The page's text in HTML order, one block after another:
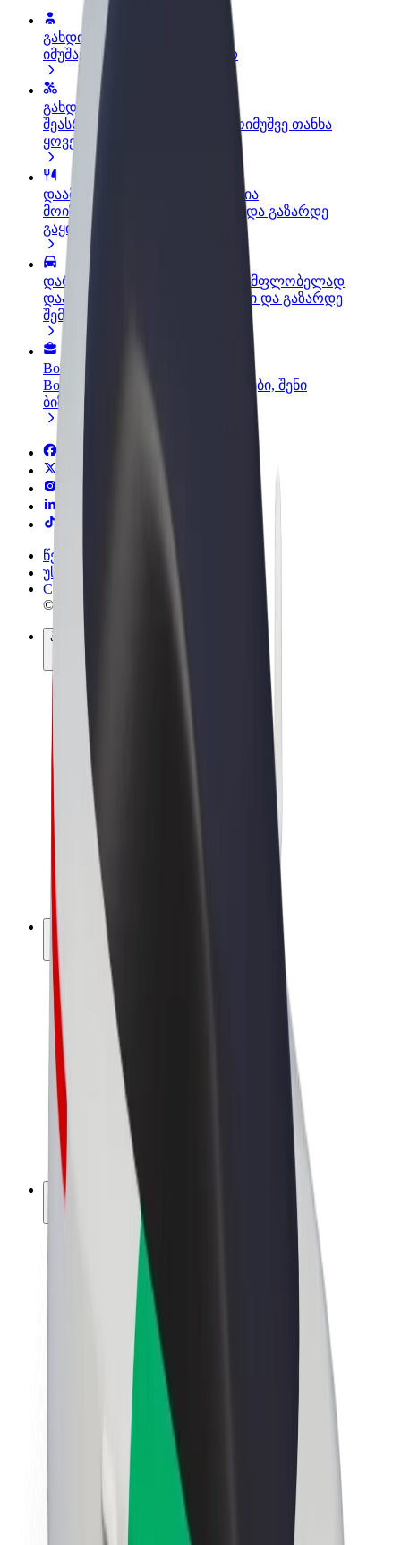
გახდი პარტნიორი მძღოლი
იმუშავე საკუთარი გრაფიკით
გახდი კურიერი
შეასრულე შეკვეთები და გამოიმუშვე თანხა
ყოველკვირეულად
დაამატე რესტორანი ან მაღაზია
მოიზიდე მეტი მომხმარებელი და გაზარდე
გაყიდვები
დარეგისტრირდი ავტოპარკის მფლობელად
დაამატე შენი ავტოპარკი Bolt-ში და გაზარდე
შემოსავალი
Bolt ბიზნესისთვის
Bolt-ის პროდუქტები და სერვისები, შენი
ბიზნესისთვის
წესები და პირობები
უსაფრთხოება
Cookies
© 2026 Bolt Technology OÜ
პროდუქტები
მგზავრობები
სკუტერები
Bolt Market
Bolt Food
Bolt Drive
Bolt ბიზნესისთვის
ელ. ბაიკი
Bolt Plus
გამოიმუშავე Bolt-თან ერთად
მძღოლები
მძღოლის შემოსავლები
კურიერები
კურიერის შემოსავლები
Bolt Food პარტნიორები
ავტოპარკები
ფრენჩაიზი
კომპანია
ვაკანსიები
Bolt-ის შესახებ
Bolt და ეკომეგობრულობა
ნულოვანი პროექტი
სიახლეები
ბრენდის გზამკვლევი
ინვესტორებთან ურთიერთობა
ლიდერობა